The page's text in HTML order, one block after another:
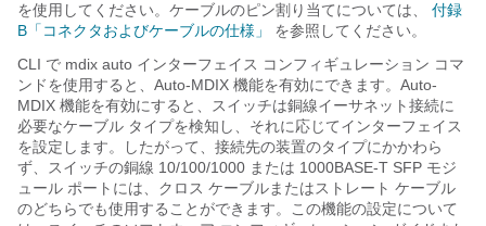
を使用してください。ケーブルのピン割り当てについては、
付録
B「コネクタおよびケーブルの仕様」
を参照してください。
CLI で mdix auto インターフェイス コンフィギュレーション コマ
ンドを使用すると、Auto-MDIX 機能を有効にできます。Auto-
MDIX 機能を有効にすると、スイッチは銅線イーサネット接続に
必要なケーブル タイプを検知し、それに応じてインターフェイス
を設定します。したがって、接続先の装置のタイプにかかわら
ず、スイッチの銅線 10/100/1000 または 1000BASE-T SFP モジ
ュール ポートには、クロス ケーブルまたはストレート ケーブル
のどちらでも使用することができます。この機能の設定について